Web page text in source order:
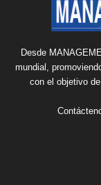
Desde
mundial,
con el objetivo